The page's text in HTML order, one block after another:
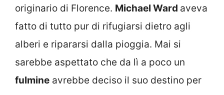
originario di Florence. Michael Ward aveva
fatto di tutto pur di rifugiarsi dietro agli
alberi e ripararsi dalla pioggia. Mai si
sarebbe aspettato che da lì a poco un
fulmine avrebbe deciso il suo destino per